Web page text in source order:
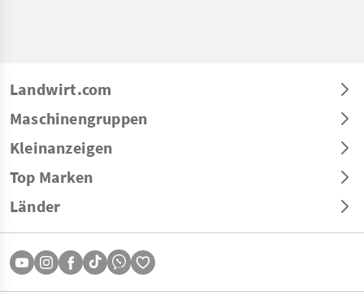
Landwirt.com
Maschinengruppen
Kleinanzeigen
Top Marken
Länder